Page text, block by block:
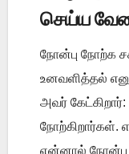
செய்ய
நோன்பு நோற்க
உனவளித்தல்
அவர்
நோற்கிறார்கள்.
என்னால் நோன்பு